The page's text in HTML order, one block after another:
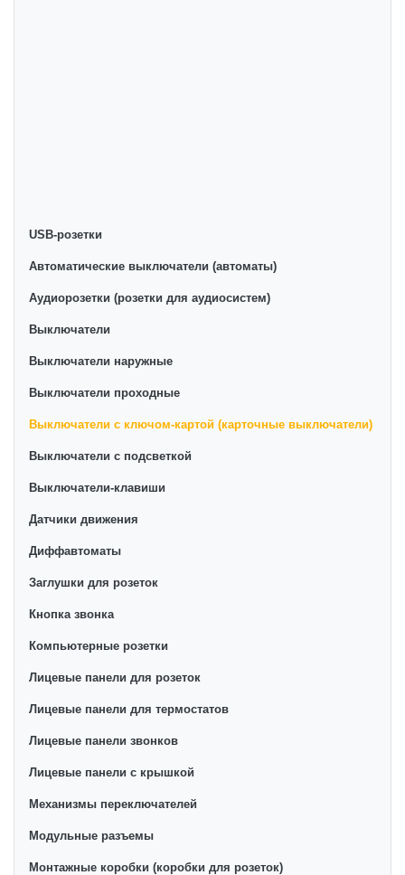
yerda Выключатели с ключом-картой (карточные
narx mavjud.
USB-розетки
Автоматические выключатели (автоматы)
Аудиорозетки (розетки для аудиосистем)
Выключатели
Выключатели наружные
Выключатели проходные
Выключатели с ключом-картой (карточные выключатели)
Выключатели с подсветкой
Выключатели-клавиши
Датчики движения
Диффавтоматы
Заглушки для розеток
Кнопка звонка
Компьютерные розетки
Лицевые панели для розеток
Лицевые панели для термостатов
Лицевые панели звонков
Лицевые панели с крышкой
Механизмы переключателей
Модульные разъемы
Монтажные коробки (коробки для розеток)